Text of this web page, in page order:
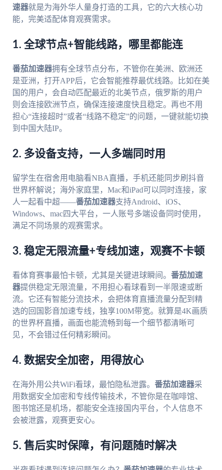
速器就是为海外华人量身打造的工具，它的六大核心功
能，完美适配体育观赛需求。
1. 全球节点+智能线路，哪里都能连
番茄加速器拥有全球节点分布，不管你在美洲、欧洲还
是亚洲，打开APP后，它会智能推荐最优线路。比如在美
国的用户，会自动匹配最近的北美节点，俄罗斯的用户
则会连接欧洲节点，确保连接速度快且稳定。再也不用
担心“连接超时”或者“线路不稳定”的问题，一键就能切换
到中国大陆IP。
2. 多设备支持，一人多端同时用
留学生在宿舍用电脑看NBA直播，手机还能同步刷抖音
世界杯解说；海外家庭里，Mac和iPad可以同时连接，家
人一起看中超——番茄加速器支持Android、iOS、
Windows、mac四大平台，一人账号多端设备同时使用，
满足不同场景的观赛需求。
3. 稳定无限流量+专线加速，观赛不卡顿
看体育赛事最怕卡顿，尤其是关键进球瞬间。 番茄加速
器提供稳定无限流量，不用担心看球看到一半限速或断
流。它还有智能分流技术，会把体育直播流量分配到精
选的回国影音加速专线，独享100M带宽。就算是4K画质
的世界杯直播，画面也能流畅到每一个细节都清晰可
见，不会错过任何精彩瞬间。
4. 数据安全加密，用得放心
在海外用公共WiFi看球，最怕隐私泄露。 番茄加速器采
用数据安全加密和专线传输技术，不管你是在咖啡馆、
图书馆还是机场，都能安全连接国内平台，个人信息不
会被泄露，观赛更安心。
5. 售后实时保障，有问题随时解决